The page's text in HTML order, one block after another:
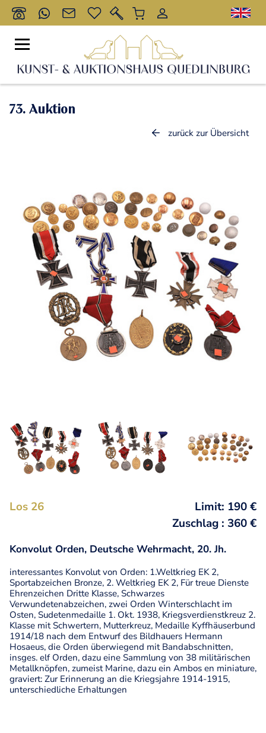
73. Auktion
zurück zur Übersicht
Los 26
Limit: 190 €
Zuschlag : 360 €
Konvolut Orden, Deutsche Wehrmacht, 20. Jh.
interessantes Konvolut von Orden: 1.Weltkrieg EK 2,
Sportabzeichen Bronze, 2. Weltkrieg EK 2, Für treue Dienste
Ehrenzeichen Dritte Klasse, Schwarzes
Verwundetenabzeichen, zwei Orden Winterschlacht im
Osten, Sudetenmedaille 1. Okt. 1938, Kriegsverdienstkreuz 2.
Klasse mit Schwertern, Mutterkreuz, Medaille Kyffhäuserbund
1914/18 nach dem Entwurf des Bildhauers Hermann
Hosaeus, die Orden überwiegend mit Bandabschnitten,
insges. elf Orden, dazu eine Sammlung von 38 militärischen
Metallknöpfen, zumeist Marine, dazu ein Ambos en miniature,
graviert: Zur Erinnerung an die Kriegsjahre 1914-1915,
unterschiedliche Erhaltungen